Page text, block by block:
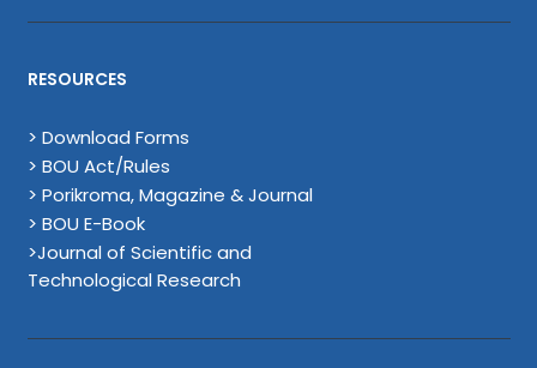
RESOURCES
> Download Forms
> BOU Act/Rules
> Porikroma, Magazine & Journal
> BOU E-Book
>Journal of Scientific and
Technological Research